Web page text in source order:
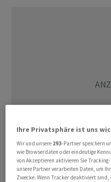
Aus Notenbanksicht sei
Ihre Privatsphäre ist uns
Wir und unsere 293-Partner speichern
wie Browserdaten oder eindeutige
von Akzeptieren aktivieren Sie
unsere Partner verarbeiten Daten, um
Zwecke. Wenn Tracker deaktiviert